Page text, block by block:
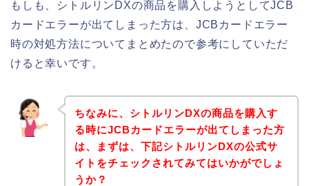
もしも、シトルリンDXの商品を購入しようとしてJCB
カードエラーが出てしまった方は、JCBカードエラー
時の対処方法についてまとめたので参考にしていただ
けると幸いです。
ちなみに、シトルリンDXの商品を購入す
る時にJCBカードエラーが出てしまった方
は、まずは、下記シトルリンDXの公式サ
イトをチェックされてみてはいかがでしょ
うか？